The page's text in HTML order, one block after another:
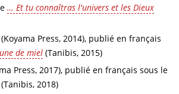
… Et tu connaîtras l'univers et les Dieux
(Koyama Press, 2014), publié en français
de miel (Tanibis, 2015)
Press, 2017), publié en français sous le
(Tanibis, 2018)